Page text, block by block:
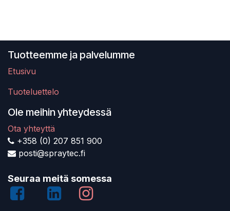
Tuotteemme ja palvelumme
Etusivu
Tuoteluettelo
Ole meihin yhteydessä
Ota yhteyttä
+358 (0) 207 851 900
posti@spraytec.fi
Seuraa meitä somessa